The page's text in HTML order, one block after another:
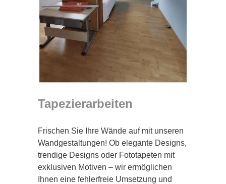
Tapezierarbeiten
Frischen Sie Ihre Wände auf mit unseren
Wandgestaltungen! Ob elegante Designs,
trendige Designs oder Fototapeten mit
exklusiven Motiven – wir ermöglichen
Ihnen eine fehlerfreie Umsetzung und